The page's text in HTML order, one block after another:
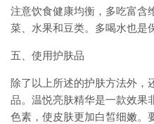
注意饮食健康均衡，多吃富含
菜、水果和豆类。多喝水也是
五、使用护肤品
除了以上所述的护肤方法外，
品。温悦亮肤精华是一款效果
色素，使皮肤更加白皙细嫩。